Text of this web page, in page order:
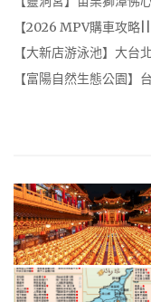
【2026 MPV購車攻略
【大新店游泳池】大台
【富陽自然生態公園】